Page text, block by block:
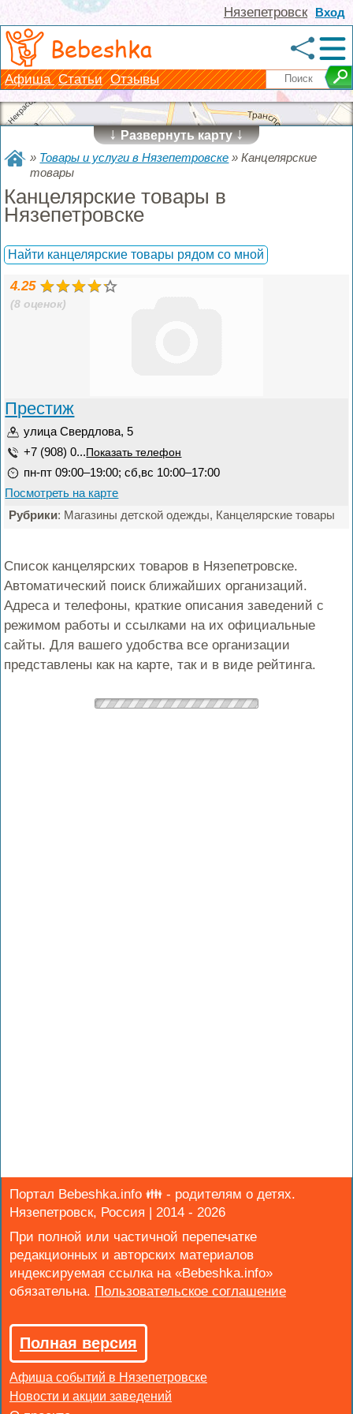
Вход
Нязепетровск
Bebeshka
Афиша Статьи Отзывы
↓Развернуть карту↓
» Товары и услуги в Нязепетровске »Канцелярские
товары
Канцелярские товары в
Нязепетровске
Найти канцелярские товары рядом со мной
4.25
(8 оценок)
Престиж
улица Свердлова, 5
+7 (908) 0... Показать телефон
пн-пт 09:00–19:00; сб,вс 10:00–17:00
Посмотреть на карте
Рубрики: Магазины детской одежды, Канцелярские товары
Список канцелярских товаров в Нязепетровске.
Автоматический поиск ближайших организаций.
Адреса и телефоны, краткие описания заведений с
режимом работы и ссылками на их официальные
сайты. Для вашего удобства все организации
представлены как на карте, так и в виде рейтинга.
Портал Bebeshka.info 👪 - родителям о детях.
Нязепетровск, Россия | 2014 - 2026
При полной или частичной перепечатке
редакционных и авторских материалов
индексируемая ссылка на «Bebeshka.info»
обязательна.
Полная версия
Афиша событий в Нязепетровске
Новости и акции заведений